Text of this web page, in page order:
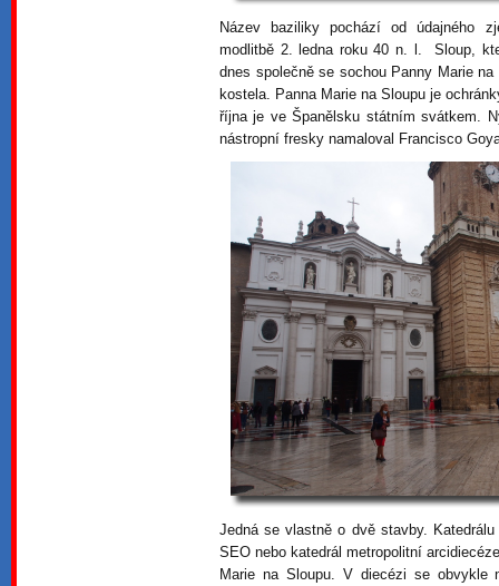
Název baziliky pochází od údajného
modlitbě 2. ledna roku 40 n. l. Sloup,
dnes společně se sochou Panny Marie
kostela. Panna Marie na Sloupu je
října je ve Španělsku státním svátkem.
nástropní fresky namaloval Francisco
Jedná se vlastně o dvě stavby.
SEO nebo katedrál metropolitní
Marie na Sloupu. V diecézi se obvykle